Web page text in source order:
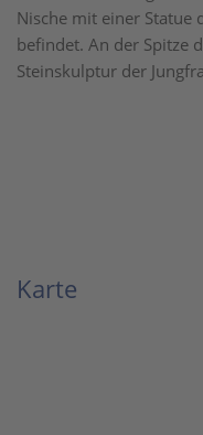
Nische mit einer Statue
befindet. An der Spitze
Steinskulptur der
Karte